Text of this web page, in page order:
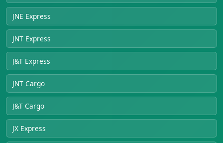
JNE Express
JNT Express
J&T Express
JNT Cargo
J&T Cargo
JX Express